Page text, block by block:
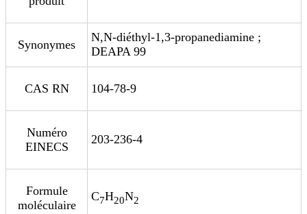
Synonymes
N,N-diéthyl-1,3-propanediamine ;
DEAPA 99
CAS RN 104-78-9
Numéro
EINECS
203-236-4
Formule
moléculaire
C7H20N2